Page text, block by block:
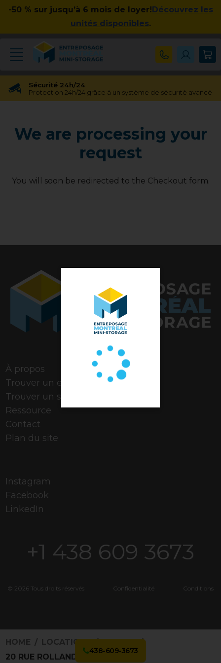
-50 % sur jusqu’à 6 mois de loyer!Découvrez les
unités disponibles.
Sécurité 24h/24
Protection 24h/24 grâce à un système de sécurité avancé
Transfert gratuit d'unité
Vous avez besoin d'une taille différente ? Pas de souci !
Pas d'engagement à long terme
We are processing your
request
You will soon be redirected to the Checkout form.
À propos
Trouver un espace
Trouver un stationnement
Ressource
Contact
Plan du site
Instagram
Facebook
LinkedIn
+1 438 609 3673
© 2026 Tous droits réservés Confidentialité Conditions
438-609-3673
HOME LOCATIONS
3201685
20 RUE ROLLAND-BRIÈRE